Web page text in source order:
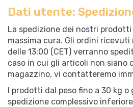
Dati utente:
La spedizione dei nostri
massima cura. Gli ordini
delle 13:00 (CET) verranno
caso in cui gli articoli non siano
magazzino, vi contatteremo
I prodotti dal peso fino a 30 kg o
spedizione complessivo